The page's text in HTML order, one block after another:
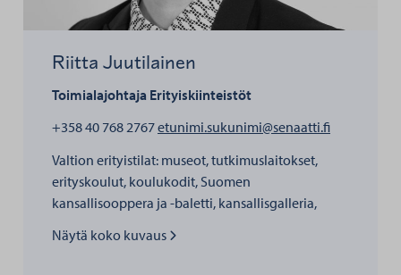
Riitta Juutilainen
Toimialajohtaja Erityiskiinteistöt
+358 40 768 2767etunimi.sukunimi@senaatti.fihenkilölle
Valtion erityistilat: museot, tutkimuslaitokset,
erityskoulut, koulukodit, Suomen
kansallisooppera ja -baletti, kansallisgalleria,
Tuomioistuinlaitos, Syyttäjälaitos, Ulosottolaitos,
Näytä koko kuvaus